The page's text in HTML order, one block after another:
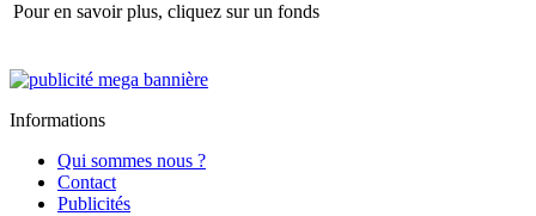
Pour en savoir plus, cliquez sur un fonds
Informations
Qui sommes nous ?
Contact
Publicités